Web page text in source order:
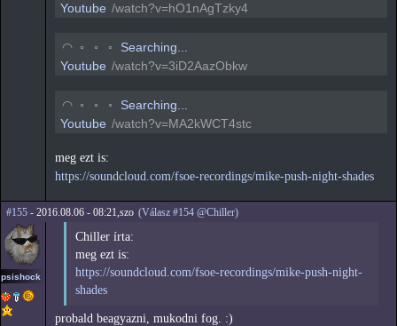
Youtube /watch?v=hO1nAgTzky4
◡ ◦ ◦ ◦
Searching...
Youtube /watch?v=3iD2AazObkw
◡ ◦ ◦ ◦
Searching...
Youtube /watch?v=MA2kWCT4stc
meg ezt is:
https://soundcloud.com/fsoe-recordings/mike-push-night-shades
#155 - 2016.08.06 - 08:21,szo (Válasz #154 @Chiller)
psishock
Chiller írta:
meg ezt is:
https://soundcloud.com/fsoe-recordings/mike-push-night-
shades
probald beagyazni, mukodni fog. :)